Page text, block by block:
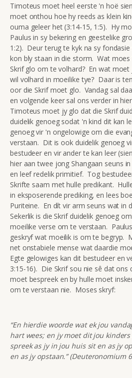
Timoteus moet heel eerste 'n hoë
moet onthou hoe hy reeds as klein
ouma geleer het (3:14-15, 1:5). Hy
Paulus in sy bekering en geestelike
1:2). Deur terug te kyk na sy
kon bly staan in die storm. Wat
Skrif glo om te volhard? En wat
wil volhard in moeilike tye? Daar is
oor die Skrif moet glo. Vandag sal
en volgende keer sal ons verder in
Timoteus moet jy glo dat die Skrif
duidelik genoeg sodat 'n kind dit kan
genoeg vir 'n ongelowige om die
verstaan. Dit is ook duidelik genoeg
bestudeer en vir ander te kan leer
hier aan twee jong Shangaan seuns
en leef redelik primitief. Tog
Skrifte saam met hulle predikant.
in eksposerende prediking, en lees
Puriteine. En dít vir arm seuns wat in
Sekerlik is die Skrif duidelik genoeg
moeilike verse om te verstaan.
geskryf wat moeilik is om te begryp.
net onstabiele mense wat daardie
Egte gelowiges kan dit bestudeer en
3:15-16). Die Skrif sou nie sê dat ons
moet bespreek en by hulle moet
om te verstaan nie. Moses skryf:
“En hierdie woorde wat ek jou
hart wees; en jy moet dit jou
spreek as jy in jou huis sit en as jy
en as jy opstaan.” (Deuteronomium